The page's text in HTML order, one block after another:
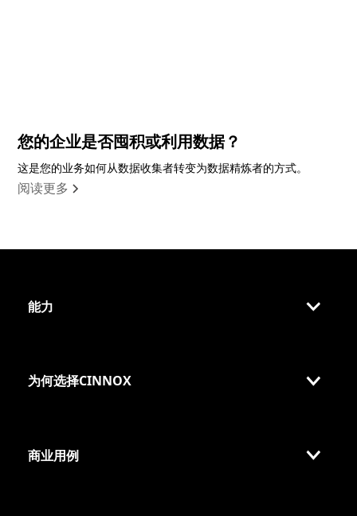
您的企业是否囤积或利用数据？
这是您的业务如何从数据收集者转变为数据精炼者的方式。
阅读更多
能力
为何选择CINNOX
商业用例